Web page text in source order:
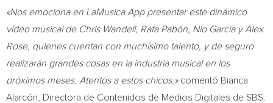
«Nos emociona en LaMusica App presentar este dinámico
video musical de Chris Wandell, Rafa Pabón, Nio García yAlex
Rose, quienes cuentan con muchísimo talento, y de seguro
realizarán grandes cosas en la industria musical en los
próximos meses. Atentos a estos chicos.»comentó Bianca
Alarcón, Directora de Contenidos de Medios Digitales de SBS.